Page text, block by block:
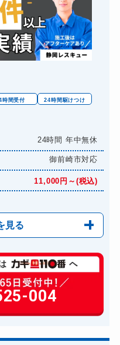
8,800円～(税込)
14,300円～(税込)
11,000円～(税込)
8,800円～(税込)
8,800円～(税込)
11,000円～(税込)
時間受付
24時間駆けつけ
24時間 年中無休
御前崎市対応
11,000円～(税込)
見る
11,000円～(税込)
6,600円～(税込)
14,300円～(税込)
004